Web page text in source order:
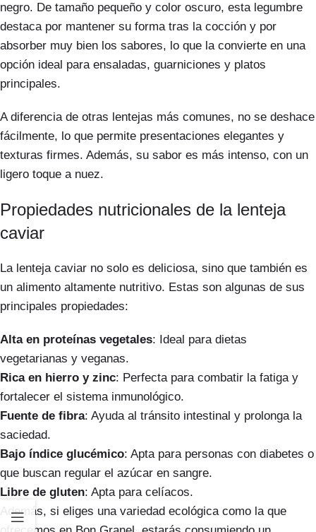
negro. De tamaño pequeño y color oscuro, esta legumbre
destaca por mantener su forma tras la cocción y por
absorber muy bien los sabores, lo que la convierte en una
opción ideal para ensaladas, guarniciones y platos
principales.
A diferencia de otras lentejas más comunes, no se deshace
fácilmente, lo que permite presentaciones elegantes y
texturas firmes. Además, su sabor es más intenso, con un
ligero toque a nuez.
Propiedades nutricionales de la lenteja
caviar
La lenteja caviar no solo es deliciosa, sino que también es
un alimento altamente nutritivo. Estas son algunas de sus
principales propiedades:
Alta en proteínas vegetales: Ideal para dietas
vegetarianas y veganas.
Rica en hierro y zinc: Perfecta para combatir la fatiga y
fortalecer el sistema inmunológico.
Fuente de fibra: Ayuda al tránsito intestinal y prolonga la
saciedad.
Bajo índice glucémico: Apta para personas con diabetes o
que buscan regular el azúcar en sangre.
Libre de gluten: Apta para celíacos.
Además, si eliges una variedad ecológica como la que